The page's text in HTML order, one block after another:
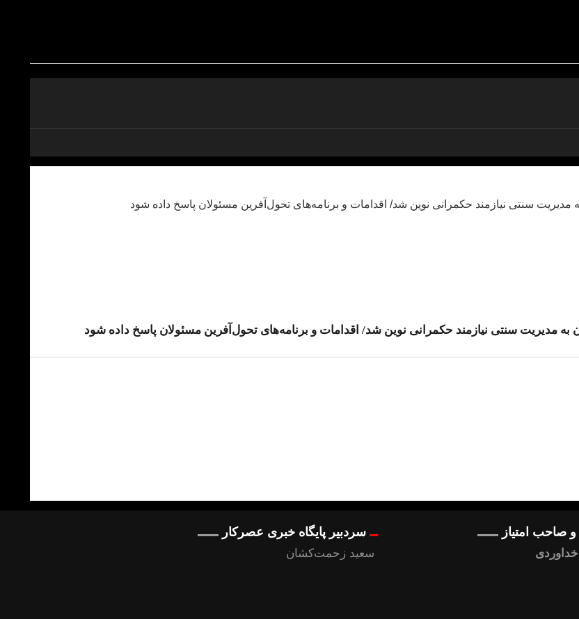
مدیریت سنتی نیازمند حکمرانی نوین شد/ اقدامات و برنامه‌های تحول‌آفرین مسئولان پاسخ داده شود
صاحب امتیاز سردبیر پایگاه خبری عصرکار
سعید زحمت‌کشان